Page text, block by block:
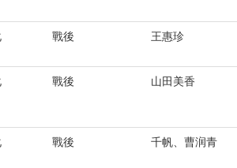
戰後 王惠珍
戰後 山田美香
戰後 千帆、曹润青